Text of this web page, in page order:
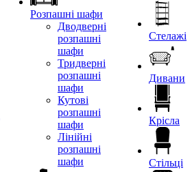
Розпашні шафи
Дводверні
розпашні
шафи
Тридверні
розпашні
шафи
Кутові
розпашні
шафи
Лінійні
розпашні
шафи
Стелажі
Дивани
Крісла
Стільці